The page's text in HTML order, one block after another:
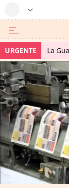
URGENTE La